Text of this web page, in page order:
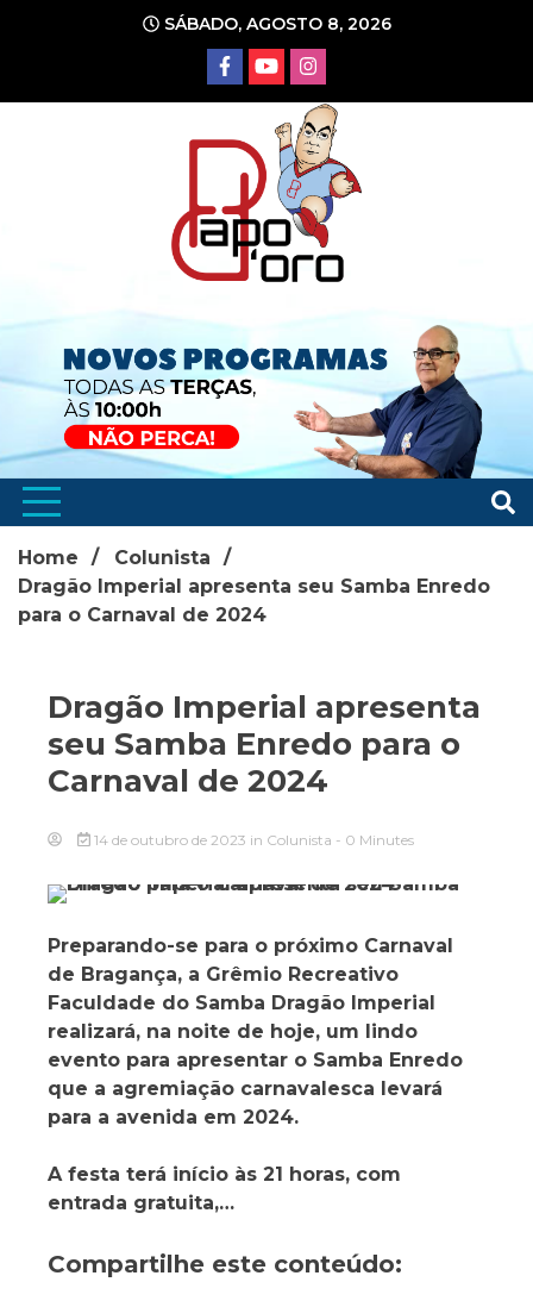
conteúdo
SÁBADO, AGOSTO 8, 2026
Home
Colunista
Dragão Imperial apresenta seu Samba Enredo
para o Carnaval de 2024
Dragão Imperial apresenta
seu Samba Enredo para o
Carnaval de 2024
14 de outubro de 2023 in Colunista - 0 Minutes
Preparando-se para o próximo Carnaval
de Bragança, a Grêmio Recreativo
Faculdade do Samba Dragão Imperial
realizará, na noite de hoje, um lindo
evento para apresentar o Samba Enredo
que a agremiação carnavalesca levará
para a avenida em 2024.
A festa terá início às 21 horas, com
entrada gratuita,…
Compartilhe este conteúdo: